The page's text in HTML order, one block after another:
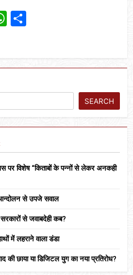
WhatsApp
SEARCH
पर विशेष “किताबों के पन्नों से लेकर अनकही
से उपजे सवाल
से जवाबदेही कब?
में लहराने वाला डंडा
की छाया या डिजिटल युग का नया प्रतिरोध?